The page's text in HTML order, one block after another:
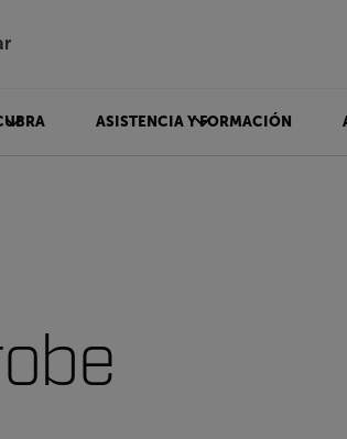
ASISTENCIA Y FORMACIÓN